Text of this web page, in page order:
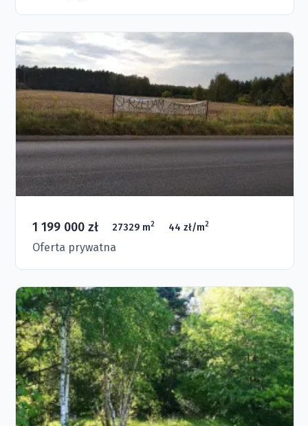
1 199 000 zł 27329 m2 44 zł/m2
Oferta prywatna